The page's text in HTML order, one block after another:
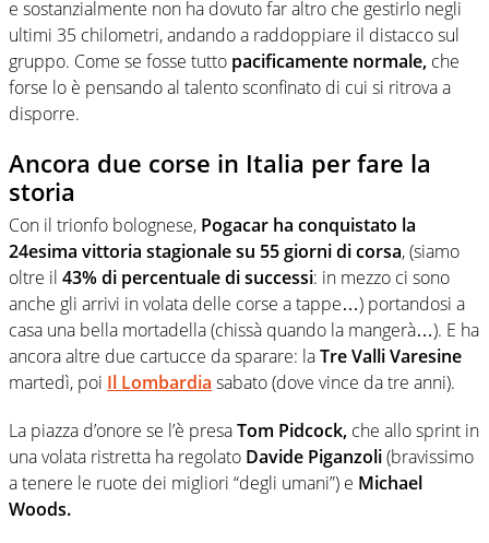
e sostanzialmente non ha dovuto far altro che gestirlo negli
ultimi 35 chilometri, andando a raddoppiare il distacco sul
gruppo. Come se fosse tutto pacificamente normale, che
forse lo è pensando al talento sconfinato di cui si ritrova a
disporre.
Ancora due corse in Italia per fare la
storia
Con il trionfo bolognese, Pogacar ha conquistato la
24esima vittoria stagionale su 55 giorni di corsa, (siamo
oltre il 43% di percentuale di successi: in mezzo ci sono
anche gli arrivi in volata delle corse a tappe…) portandosi a
casa una bella mortadella (chissà quando la mangerà…). E ha
ancora altre due cartucce da sparare: laTre Valli Varesine
martedì, poi Il Lombardia sabato (dove vince da tre anni).
La piazza d’onore se l’è presaTom Pidcock, che allo sprint in
una volata ristretta ha regolato Davide Piganzoli(bravissimo
a tenere le ruote dei migliori “degli umani”) e Michael
Woods.